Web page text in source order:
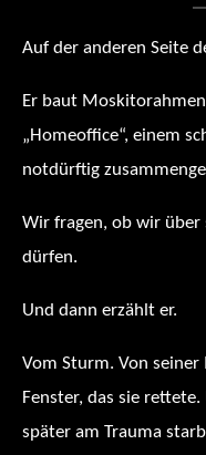
Auf der anderen Seite
Er baut
„Homeoffice“, einem
notdürftig
Wir fragen, ob wir über
dürfen.
Und dann erzählt er.
Vom Sturm. Von
Fenster, das sie
später am Trauma